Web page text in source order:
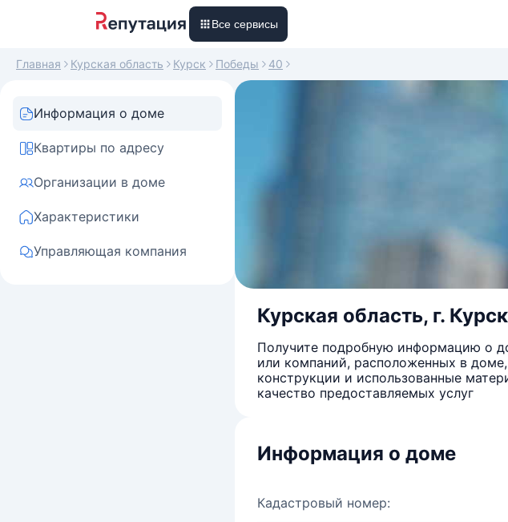
Все сервисы
Главная Курская область Курск Победы 40
Информация о доме
Квартиры по адресу
Организации в доме
Характеристики
Управляющая компания
Курская область, г.
Получите подробную информацию о
или компаний, расположенных в
конструкции и использованные
качество предоставляемых услуг
Информация о доме
Кадастровый номер: